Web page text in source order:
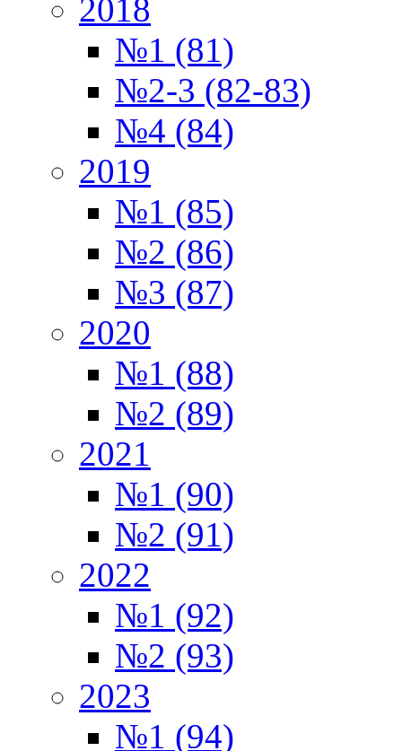
2018
№1 (81)
№2-3 (82-83)
№4 (84)
2019
№1 (85)
№2 (86)
№3 (87)
2020
№1 (88)
№2 (89)
2021
№1 (90)
№2 (91)
2022
№1 (92)
№2 (93)
2023
№1 (94)